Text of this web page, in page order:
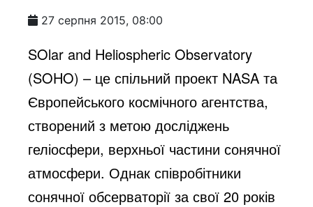
27 серпня 2015, 08:00
SOlar and Heliospheric Observatory
(SOHO) – це спільний проект NASA та
Європейського космічного агентства,
створений з метою досліджень
геліосфери, верхньої частини сонячної
атмосфери. Однак співробітники
сонячної обсерваторії за свої 20 років